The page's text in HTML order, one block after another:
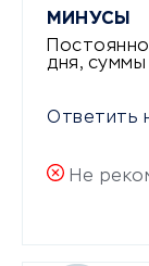
МИНУСЫ
дня,
Ответить
Не